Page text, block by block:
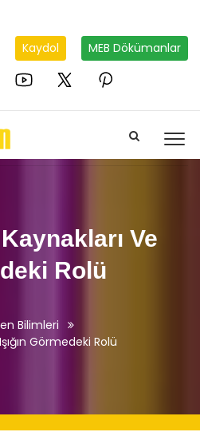
Kaydol MEB Dökümanlar
Ve
Rolü
Bilimleri
Görmedeki Rolü